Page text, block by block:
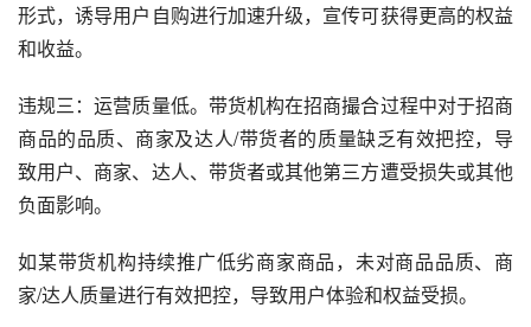
形式，诱导用户自购进行加速升级，宣传可获得更高的权益
和收益。
违规三：运营质量低。带货机构在招商撮合过程中对于招商
商品的品质、商家及达人/带货者的质量缺乏有效把控，导
致用户、商家、达人、带货者或其他第三方遭受损失或其他
负面影响。
如某带货机构持续推广低劣商家商品，未对商品品质、商
家/达人质量进行有效把控，导致用户体验和权益受损。